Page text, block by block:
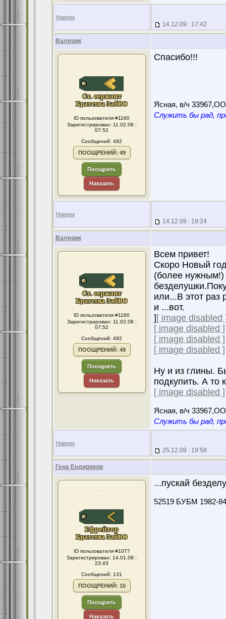
Наверх
14.12.09 : 17:42
Валерик
ID пользователя #1160
Зарегистрирован: 11.02.08 :
07:52
Сообщений: 492
ПООЩРЕНИЙ: 49
Поощрить
Наказать
Спасибо!!!
Ясная, в/ч
Служить бы рад,
Наверх
14.12.09 : 19:24
Валерик
ID пользователя #1160
Зарегистрирован: 11.02.08 :
07:52
Сообщений: 492
ПООЩРЕНИЙ: 49
Поощрить
Наказать
Всем привет!
Скоро Новый
(более нужным!)
или...В этот раз
и ...вот.
] [ image disabled
[ image disabled ]
[ image disabled ]
[ image disabled ]
Ну и из глины.
подкупить. А то
[ image disabled ]
Ясная, в/ч
Служить бы рад,
Наверх
25.12.09 : 19:58
Гена Ендиряков
.
ID пользователя #1077
Зарегистрирован: 14.01.08 :
23:43
Сообщений: 131
ПООЩРЕНИЙ: 10
Поощрить
Наказать
...пускай
52519 БУБМ 1982-84